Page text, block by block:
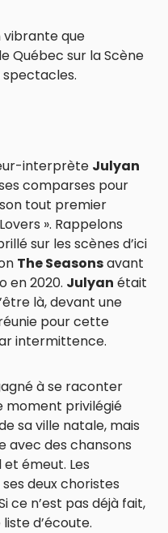
vibrante que
Québec sur la Scène
spectacles.
interprète Julyan
comparses pour
tout premier
». Rappelons
sur les scènes d’ici
The Seasonsavant
en 2020. Julyan était
là, devant une
pour cette
intermittence.
à se raconter
moment privilégié
sa ville natale, mais
avec des chansons
émeut. Les
deux choristes
ce n’est pas déjà fait,
d’écoute.